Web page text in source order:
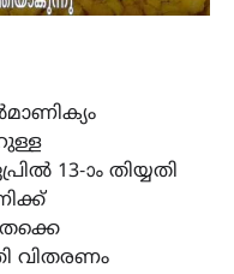
13-ാം തിയ്യതി
വിതരണം